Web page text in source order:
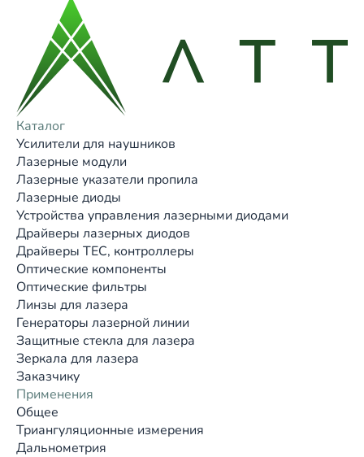
Каталог
Усилители для наушников
Лазерные модули
Лазерные указатели пропила
Лазерные диоды
Устройства управления лазерными диодами
Драйверы лазерных диодов
Драйверы TEC, контроллеры
Оптические компоненты
Оптические фильтры
Линзы для лазера
Генераторы лазерной линии
Защитные стекла для лазера
Зеркала для лазера
Заказчику
Применения
Общее
Триангуляционные измерения
Дальнометрия